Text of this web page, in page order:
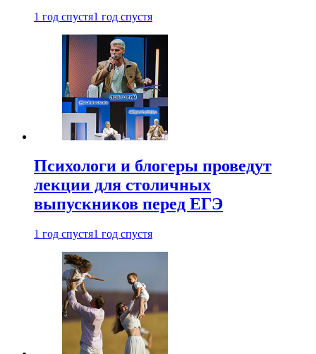
1 год спустя1 год спустя
Психологи и блогеры проведут
лекции для столичных
выпускников перед ЕГЭ
1 год спустя1 год спустя